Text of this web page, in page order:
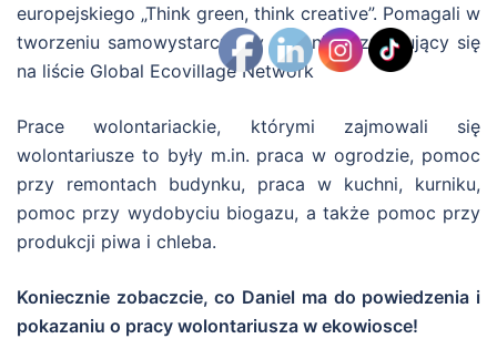
europejskiego „Think green, think creative”. Pomagali w
tworzeniu samowystarczalny organizm znajdujący się
na liście Global Ecovillage Network
Prace wolontariackie, którymi zajmowali się
wolontariusze to były m.in. praca w ogrodzie, pomoc
przy remontach budynku, praca w kuchni, kurniku,
pomoc przy wydobyciu biogazu, a także pomoc przy
produkcji piwa i chleba.
Koniecznie zobaczcie, co Daniel ma do powiedzenia i
pokazaniu o pracy wolontariusza w ekowiosce!